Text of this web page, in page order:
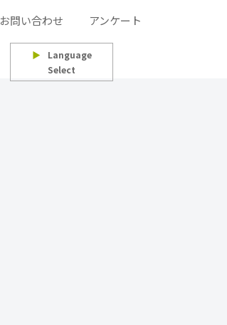
お問い合わせ アンケート
▶
Language
Select